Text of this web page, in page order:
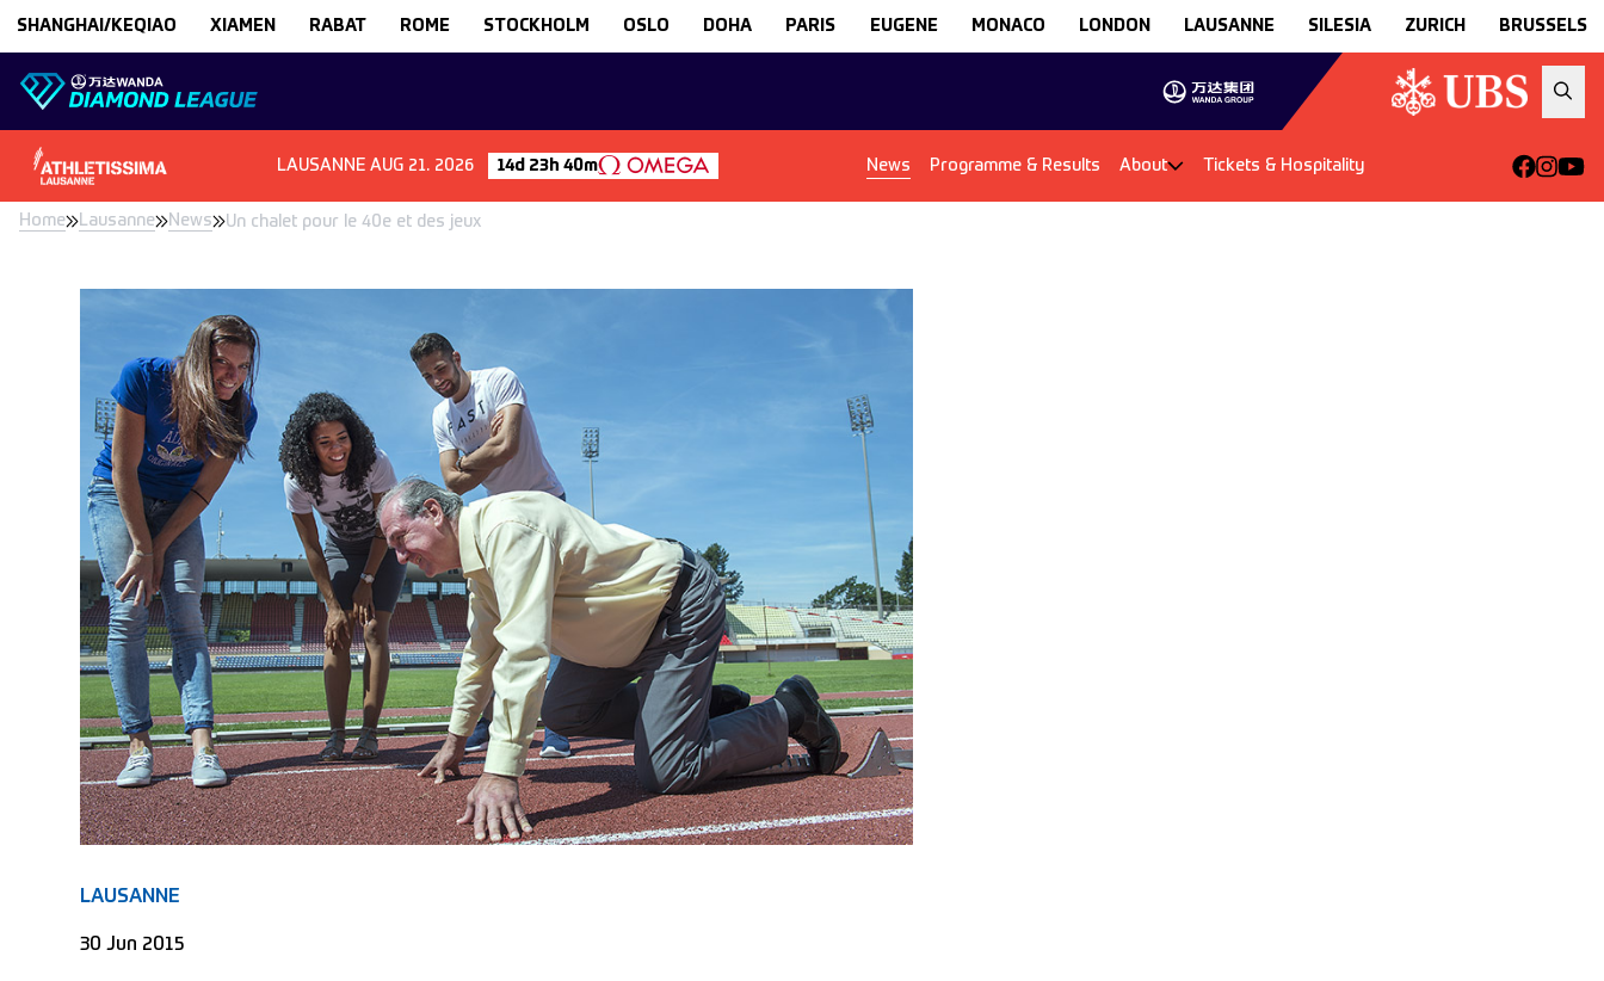
SHANGHAI/KEQIAO XIAMEN RABAT ROME STOCKHOLM OSLO DOHA PARIS EUGENE MONACO LONDON LAUSANNE SILESIA ZURICH BRUSSELS
LAUSANNE AUG 21. 2026 14d 23h 40m News Programme & Results About Tickets & Hospitality
Home Lausanne News Un chalet pour le 40e et des jeux
LAUSANNE
30 Jun 2015